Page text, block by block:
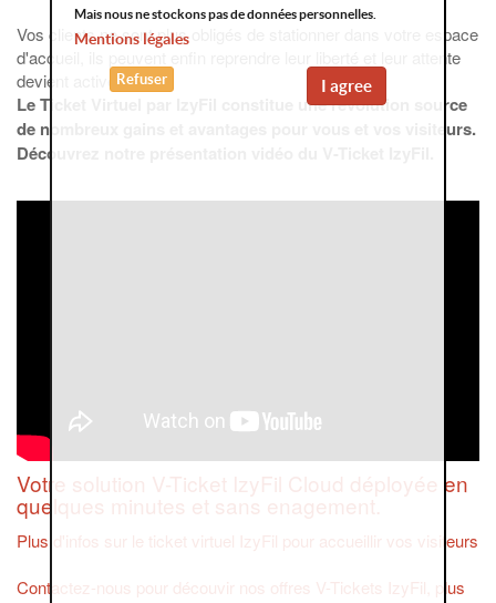
Vos clients ne sont plus obligés de stationner dans votre espace
d'accueil, ils peuvent enfin reprendre leur liberté et leur attente
devient active.
Le Ticket Virtuel par IzyFil constitue une révolution source
de nombreux gains et avantages pour vous et vos visiteurs.
Découvrez notre présentation vidéo du V-Ticket IzyFil.
Votre solution V-Ticket IzyFil Cloud déployée en
quelques minutes et sans enagement.
Plus d'infos sur le ticket virtuel IzyFil pour accueillir vos visiteurs
Contactez-nous pour découvir nos offres V-Tickets IzyFil, plus
Mais nous ne stockons pas de données personnelles.
Mentions légales
I agree
Refuser